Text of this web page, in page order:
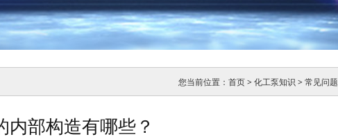
您当前位置： 首页>化工泵知识 >常见问题
内部构造有哪些？